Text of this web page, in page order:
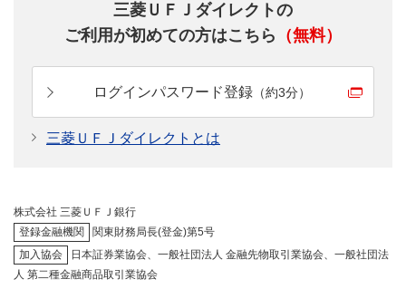
三菱ＵＦＪダイレクトの
ご利用が初めての方はこちら （無料）
ログインパスワード登録（約3分）
三菱ＵＦＪダイレクトとは
株式会社 三菱ＵＦＪ銀行
登録金融機関
関東財務局長(登金)第5号
加入協会
日本証券業協会、一般社団法人 金融先物取引業協会、一般社団法
人 第二種金融商品取引業協会